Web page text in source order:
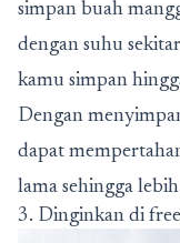
simpan buah
dengan suhu
kamu simpan
Dengan
dapat
lama sehingga
3. Dinginkan di